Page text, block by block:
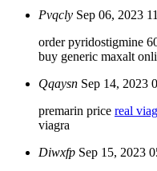
Pvqcly Sep 06, 2023
order pyridostigmine
buy generic maxalt
Qqaysn Sep 14, 2023
premarin price real
viagra
Diwxfp Sep 15, 2023